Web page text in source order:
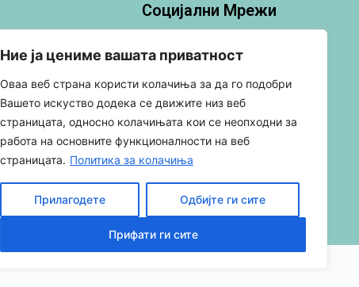
Ние ја цениме вашата приватност
Оваа веб страна користи колачиња за да го подобри
Вашето искуство додека се движите низ веб
страницата, односно колачињата кои се неопходни за
работа на основните функционалности на веб
страницата. Политика за колачиња
Прилагодете Одбијте ги сите
Прифати ги сите
Социјални Мрежи